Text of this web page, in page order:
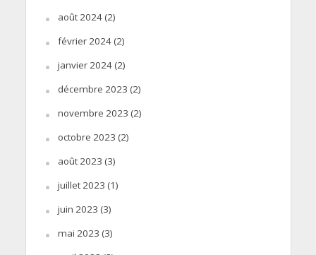
août 2024(2)
février 2024(2)
janvier 2024(2)
décembre 2023 (2)
novembre 2023 (2)
octobre 2023 (2)
août 2023 (3)
juillet 2023 (1)
juin 2023 (3)
mai 2023 (3)